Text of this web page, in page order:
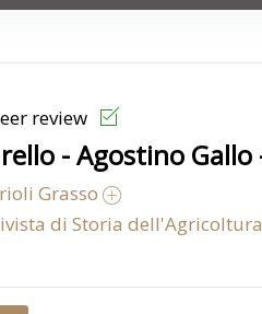
review
- Agostino Gallo
Grasso
di Storia